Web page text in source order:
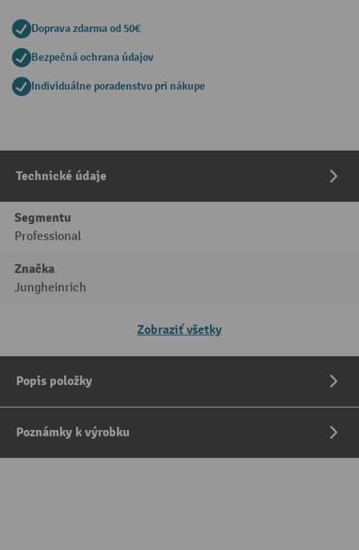
Doprava zdarma od 50€
Bezpečná ochrana údajov
Individuálne poradenstvo pri nákupe
Technické údaje
Segmentu
Professional
Značka
Jungheinrich
Zobraziť všetky
Popis položky
Poznámky k výrobku